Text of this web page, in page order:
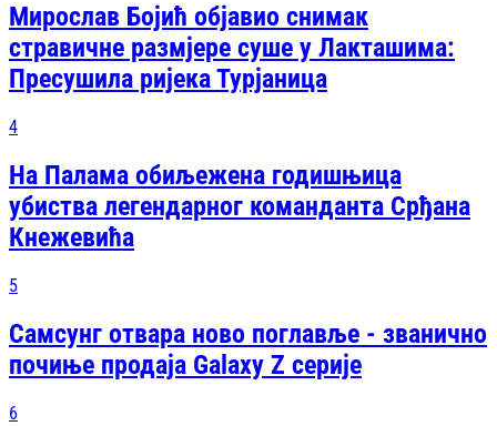
Мирослав Бојић објавио снимак
стравичне размјере суше у Лакташима:
Пресушила ријека Турјаница
4
На Палама обиљежена годишњица
убиства легендарног команданта Срђана
Кнежевића
5
Самсунг отвара ново поглавље - званично
почиње продаја Galaxy Z серије
6